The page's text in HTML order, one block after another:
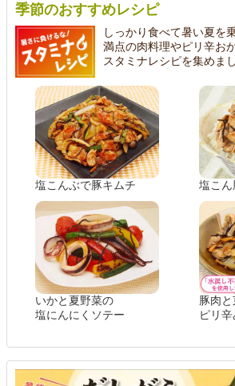
季節のおすすめレシピ
しっかり食べて暑い夏を
満点の肉料理やピリ辛お
スタミナレシピを集めま
塩こんぶで豚キムチ 塩こん
いかと夏野菜の
塩にんにくソテー
豚肉
ピリ